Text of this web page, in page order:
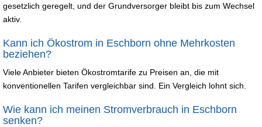
gesetzlich geregelt, und der Grundversorger bleibt bis zum Wechsel
aktiv.
Kann ich Ökostrom in Eschborn ohne Mehrkosten
beziehen?
Viele Anbieter bieten Ökostromtarife zu Preisen an, die mit
konventionellen Tarifen vergleichbar sind. Ein Vergleich lohnt sich.
Wie kann ich meinen Stromverbrauch in Eschborn
senken?